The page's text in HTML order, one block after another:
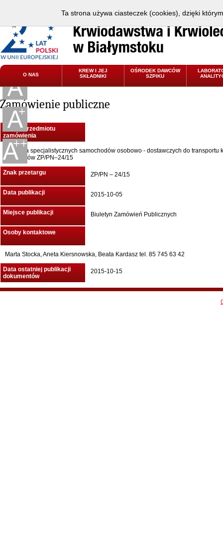
O NAS
KREW I JEJ
SKŁADNIKI
OŚRODEK DAWCÓW
SZPIKU
Zamówienie publiczne
Nazwa przedmiotu
zamówienia
Dostawa specjalistycznych samochodów osobowo - dostawczych do transportu
składników ZP/PN–24/15
Znak przetargu ZP/PN – 24/15
Data publikacji 2015-10-05
Miejsce publikacji Biuletyn Zamówień Publicznych
Osoby kontaktowe
Marta Stocka, Aneta Kiersnowska, Beata Kardasz tel. 85 745 63 42
Data ostatniej publikacji
dokumentów
2015-10-15
Ta strona używa ciasteczek (cookies), dzięki